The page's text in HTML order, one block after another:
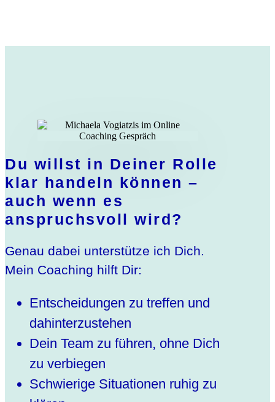
Du willst in Deiner Rolle
klar handeln können –
auch wenn es
anspruchsvoll wird?
Genau dabei unterstütze ich Dich.
Mein Coaching hilft Dir:
Entscheidungen zu treffen und
dahinterzustehen
Dein Team zu führen, ohne Dich
zu verbiegen
Schwierige Situationen ruhig zu